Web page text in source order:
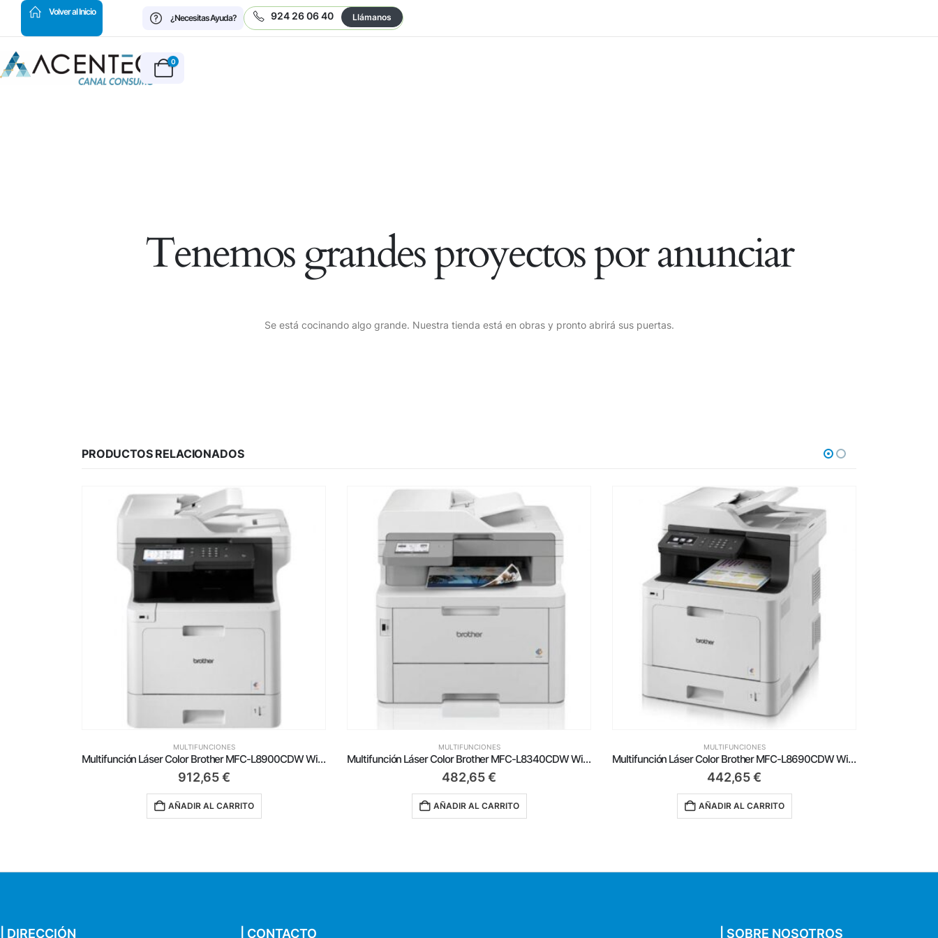
Volver al Inicio
¿Necesitas Ayuda?
924 26 06 40 Llámanos
0
Tenemos grandes proyectos por anunciar
Se está cocinando algo grande. Nuestra tienda está en obras y pronto abrirá sus puertas.
PRODUCTOS RELACIONADOS
MULTIFUNCIONES
482,65
AÑADIR AL CARRITO
MULTIFUNCIONES
442,65
AÑADIR AL CARRITO
MULTIFUNCIONES
Multifunción Brother DCP-J1200WE WiFi/ Blanca
108,65
AÑADIR AL CARRITO
| DIRECCIÓN | CONTACTO | SOBRE NOSOTROS